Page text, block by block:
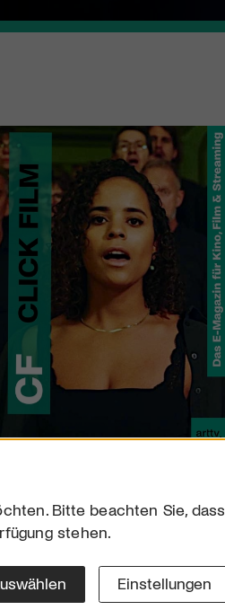
Bitte beachten Sie, dass
stehen.
Einstellungen